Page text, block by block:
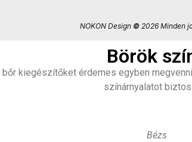
NOKON Design ©2026 Minden
Börök
kiegészítőket érdemes egyben
színárnyalatot
Bézs